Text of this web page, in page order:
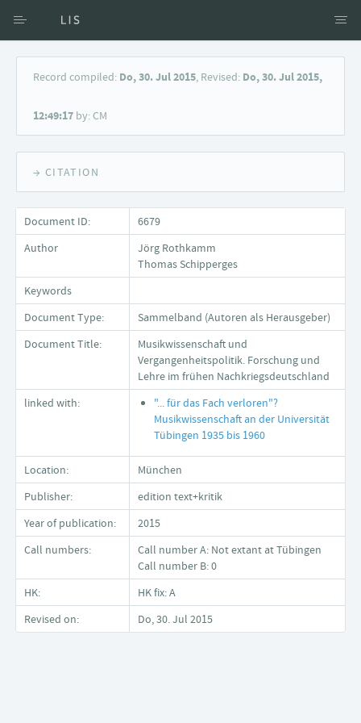
Access via Author
Keyword Search
Record compiled: Do, 30. Jul 2015, Revised: Do, 30. Jul 2015,
12:49:17 by: CM
→ CITATION
Document ID:
6679
Author
Jörg Rothkamm
Thomas Schipperges
Keywords
Document Type:
Sammelband (Autoren als Herausgeber)
Document Title:
Musikwissenschaft und
Vergangenheitspolitik. Forschung und
Lehre im frühen Nachkriegsdeutschland
linked with:
"... für das Fach verloren"?
Musikwissenschaft an der Universität
Tübingen 1935 bis 1960
Location:
München
Publisher:
edition text+kritik
Year of publication:
2015
Call numbers:
Call number A: Not extant at Tübingen
Call number B: 0
HK:
HK fix: A
Revised on:
Do, 30. Jul 2015